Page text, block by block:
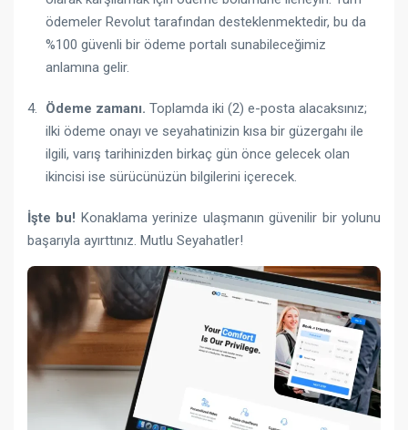
ödemeler Revolut tarafından desteklenmektedir, bu da
%100 güvenli bir ödeme portalı sunabileceğimiz
anlamına gelir.
Ödeme zamanı. Toplamda iki (2) e-posta alacaksınız;
ilki ödeme onayı ve seyahatinizin kısa bir güzergahı ile
ilgili, varış tarihinizden birkaç gün önce gelecek olan
ikincisi ise sürücünüzün bilgilerini içerecek.
İşte bu! Konaklama yerinize ulaşmanın güvenilir bir yolunu
başarıyla ayırttınız. Mutlu Seyahatler!